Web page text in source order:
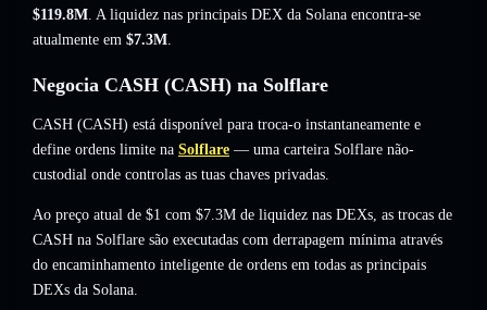
$119.8M. A liquidez nas principais DEX da Solana encontra-se
atualmente em $7.3M.
Negocia CASH (CASH) na Solflare
CASH (CASH) está disponível para troca-o instantaneamente e
define ordens limite na Solflare — uma carteira Solflare não-
custodial onde controlas as tuas chaves privadas.
Ao preço atual de $1 com $7.3M de liquidez nas DEXs, as trocas de
CASH na Solflare são executadas com derrapagem mínima através
do encaminhamento inteligente de ordens em todas as principais
DEXs da Solana.